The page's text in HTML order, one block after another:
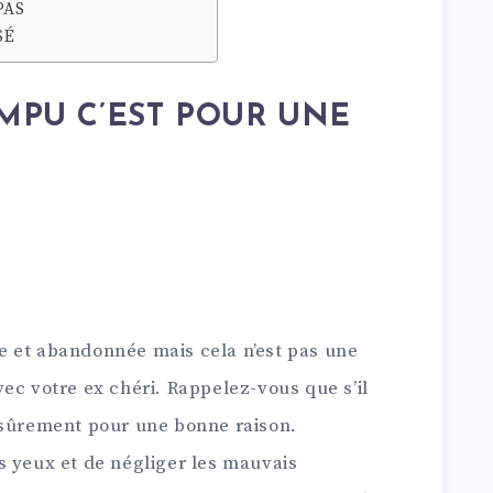
C’EST POUR UNE
abandonnée mais cela n’est pas une
votre ex chéri. Rappelez-vous que s’il
pour une bonne raison.
yeux et de négliger les mauvais